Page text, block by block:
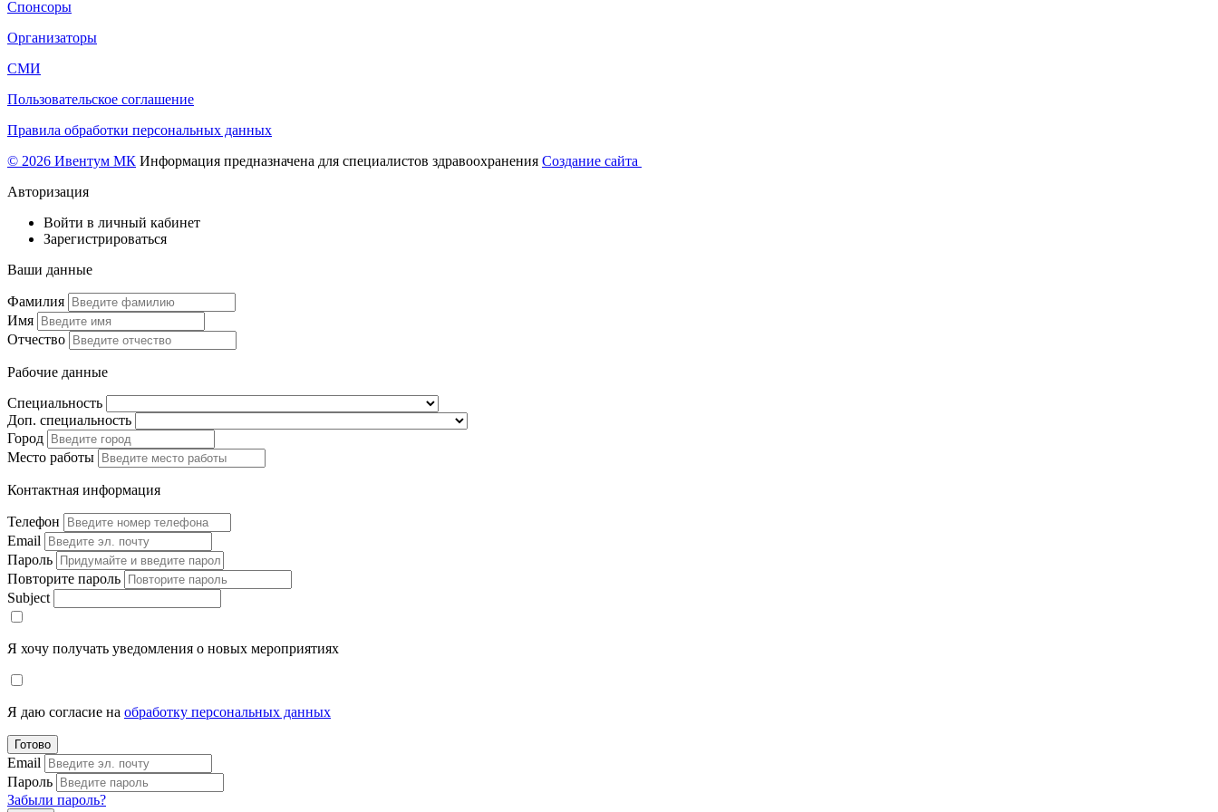
Спонсоры
Организаторы
СМИ
Пользовательское соглашение
Правила обработки персональных данных
© 2026 Ивентум МК Информация предназначена для специалистов здравоохранения Создание сайта
Авторизация
Войти в личный кабинет
Зарегистрироваться
Ваши данные
Фамилия
Имя
Отчество
Рабочие данные
Специальность
Доп. специальность
Город
Место работы
Контактная информация
Телефон
Email
Пароль
Повторите пароль
Subject
Я хочу получать уведомления о новых мероприятиях
Я даю согласие на обработку персональных данных
Готово
Email
Пароль
Забыли пароль?